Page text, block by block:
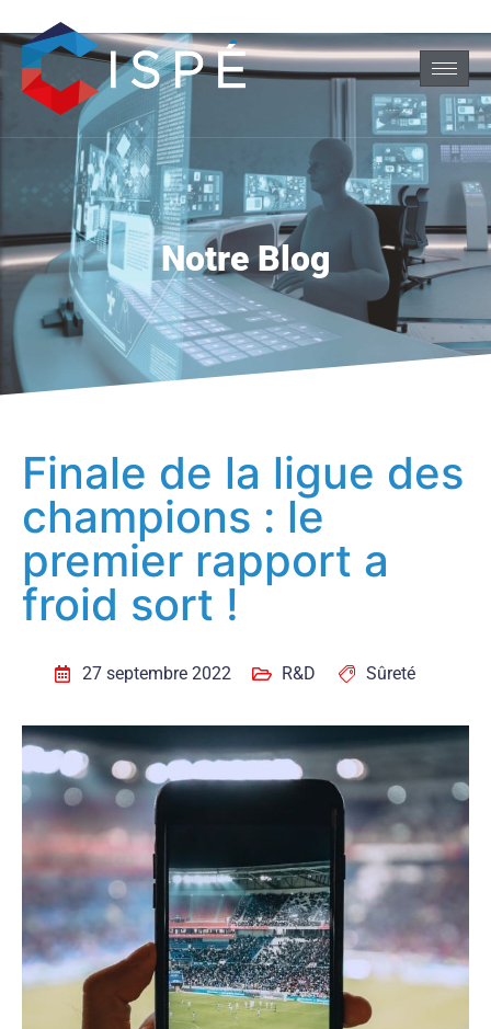
Notre Blog
Finale de la ligue des
champions : le
premier rapport a
froid sort !
27 septembre 2022 R&D Sûreté